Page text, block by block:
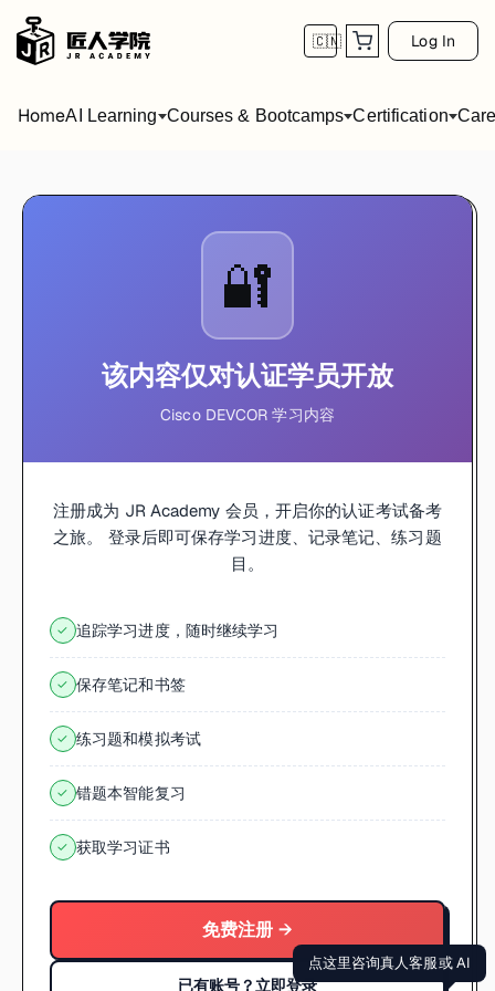
🇨🇳 Log In
HomeAI Learning Courses & Bootcamps Certification
🔐
该内容仅对认证学员开放
Cisco DEVCOR 学习内容
注册成为 JR Academy 会员，开启你的认证考试备考
之旅。 登录后即可保存学习进度、记录笔记、练习题
目。
✓ 追踪学习进度，随时继续学习
✓ 保存笔记和书签
✓ 练习题和模拟考试
✓ 错题本智能复习
✓ 获取学习证书
免费注册 →
已有账号？立即登录
点这里咨询真人客服或 AI